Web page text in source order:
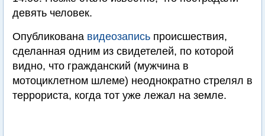
девять человек.
Опубликована видеозапись происшествия,
сделанная одним из свидетелей, по которой
видно, что гражданский (мужчина в
мотоциклетном шлеме) неоднократно стрелял в
террориста, когда тот уже лежал на земле.